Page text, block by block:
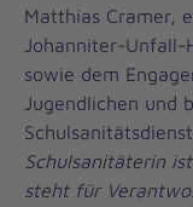
Matthias Cramer,
Johanniter-Unfall-
sowie dem
Jugendlichen und
Schulsanitäterin
steht für